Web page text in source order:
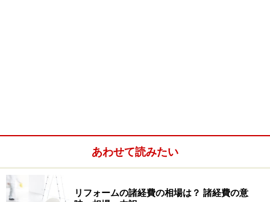
真夏の日射をブロックする「遮熱スラット
あわせて読みたい
リフォームの諸経費の相場は？ 諸経費の意